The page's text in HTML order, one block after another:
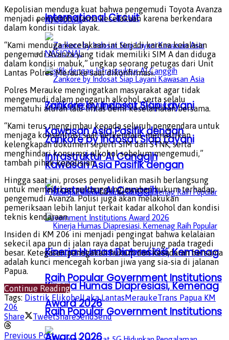
NASIONAL
Zankore by Indosat Siap Layani
Kawasan Asia Pasifik dengan
Infrastruktur AI Canggih
Kinerja Humas Diapresiasi, Kemenag
Raih Popular Government Institutions
Award 2026
International Circuit
NASIONAL
Zankore by Indosat Siap Layani
Kawasan Asia Pasifik dengan
Infrastruktur AI Canggih
Kinerja Humas Diapresiasi, Kemenag
Raih Popular Government Institutions
Award 2026
Kepolisian menduga kuat bahwa pengemudi Toyota Avanza
menjadi penyebab utama kecelakaan karena berkendara
dalam kondisi tidak layak.
“Kami menduga kecelakaan ini terjadi karena kelalaian
pengemudi Avanza yang tidak memiliki SIM A dan diduga
dalam kondisi mabuk,” ungkap seorang petugas dari Unit
Lantas Polres Merauke saat dikonfirmasi.
Polres Merauke mengingatkan masyarakat agar tidak
mengemudi dalam pengaruh alkohol, serta selalu
mematuhi aturan lalu lintas demi keselamatan bersama.
“Kami terus mengimbau kepada seluruh pengendara untuk
menjaga konsentrasi saat berkendara, memastikan
kelengkapan dokumen seperti SIM dan STNK, serta
menghindari konsumsi alkohol sebelum mengemudi,”
tambah pihak kepolisian.
Hingga saat ini, proses penyelidikan masih berlangsung
untuk memastikan pertanggungjawaban hukum terhadap
pengemudi Avanza. Polisi juga akan melakukan
pemeriksaan lebih lanjut terkait kadar alkohol dan kondisi
teknis kendaraan.
Insiden di KM 206 ini menjadi pengingat bahwa kelalaian
sekecil apa pun di jalan raya dapat berujung pada tragedi
besar. Ketegasan penegakan hukum dan kesadaran bersama
adalah kunci mencegah korban jiwa yang sia-sia di jalanan
Papua.
Continue Reading
Tags: Distrik ElikobelLaka LantasMeraukeTrans Papua KM
206
Share
TweetShareSendSend
Previous Post